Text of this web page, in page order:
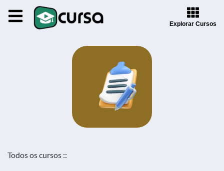
Explorar Cursos
Todos os cursos ::